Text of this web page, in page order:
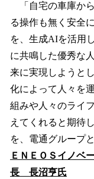
「自宅の車庫か
る操作も無く安全
を、生成AIを活用
に共鳴した優秀な
来に実現しようと
化によって人々を
組みや人々のライ
えてくれると期待
を、電通グループ
ＥＮＥＯＳイノベ
長 長沼亨氏